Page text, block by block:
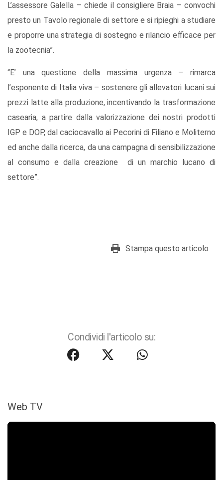
L’assessore Galella – chiede il consigliere Braia – convochi
presto un Tavolo regionale di settore e si ripieghi a studiare
e proporre una strategia di sostegno e rilancio efficace per
la zootecnia”.
“E’ una questione della massima urgenza – rimarca
l’esponente di Italia viva – sostenere gli allevatori lucani sui
prezzi latte alla produzione, incentivando la trasformazione
casearia, a partire dalla valorizzazione dei nostri prodotti
IGP e DOP, dal caciocavallo ai Pecorini di Filiano e Moliterno
ed anche dalla ricerca, da una campagna di sensibilizzazione
al consumo e dalla creazione di un marchio lucano di
settore”.
Stampa questo articolo
Condividi l'articolo su:
Web TV